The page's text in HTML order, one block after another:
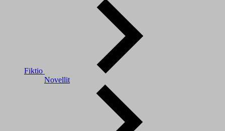
Fiktio
Novellit